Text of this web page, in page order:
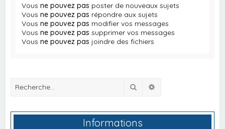
Vousne pouvez pas poster de nouveaux sujets
Vousne pouvez pas répondre aux sujets
Vousne pouvez pas modifier vos messages
Vousne pouvez pas supprimer vos messages
Vousne pouvez pas joindre des fichiers
Rechercher
Informations